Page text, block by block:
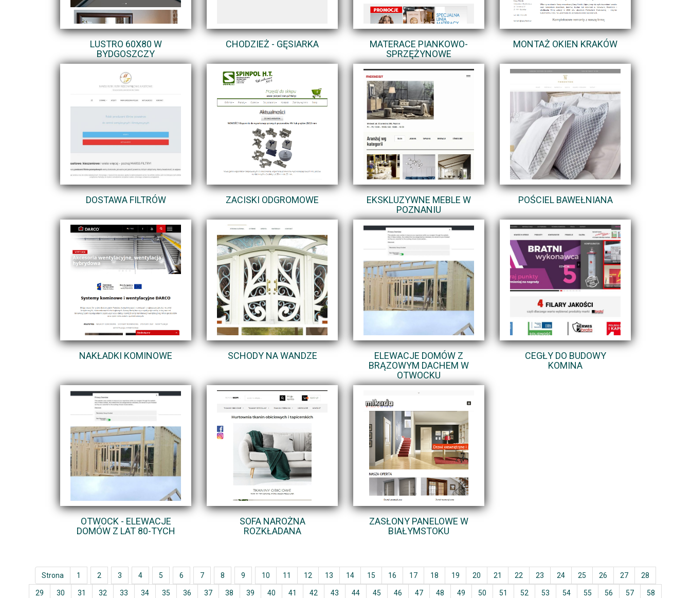
LUSTRO 60X80 W
BYDGOSZCZY
CHODZIEŻ - GĘSIARKA
MATERACE PIANKOWO-
SPRZĘŻYNOWE
MONTAŻ OKIEN KRAKÓW
DOSTAWA FILTRÓW ZACISKI ODGROMOWE
EKSKLUZYWNE MEBLE W
POZNANIU
POŚCIEL BAWEŁNIANA
NAKŁADKI KOMINOWE SCHODY NA WANDZE
ELEWACJE DOMÓW Z
BRĄZOWYM DACHEM W
OTWOCKU
CEGŁY DO BUDOWY
KOMINA
OTWOCK - ELEWACJE
DOMÓW Z LAT 80-TYCH
SOFA NAROŻNA
ROZKŁADANA
ZASŁONY PANELOWE W
BIAŁYMSTOKU
Strona 1 2 3 4 5 6 7 8 9 10 11 12 13 14 15 16 17 18 19 20 21 22 23 24 25 26 27 28
29 30 31 32 33 34 35 36 37 38 39 40 41 42 43 44 45 46 47 48 49 50 51 52 53 54 55 56 57 58